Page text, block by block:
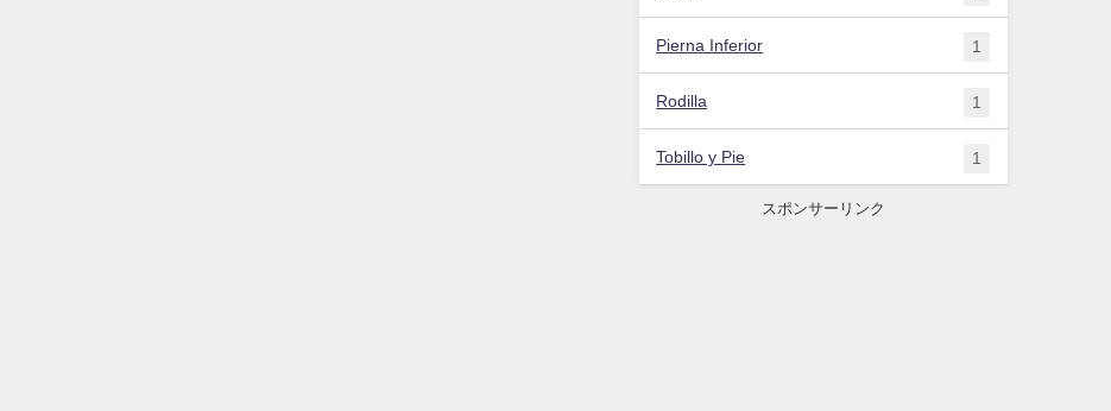
Pierna Inferior 1
Rodilla 1
Tobillo y Pie 1
スポンサーリンク